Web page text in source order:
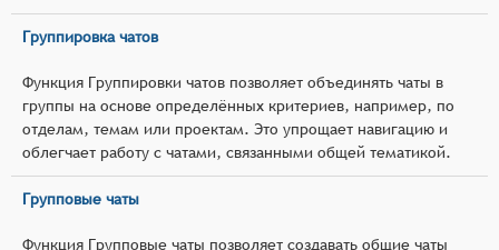
Группировка чатов
Функция Группировки чатов позволяет объединять чаты в
группы на основе определённых критериев, например, по
отделам, темам или проектам. Это упрощает навигацию и
облегчает работу с чатами, связанными общей тематикой.
Групповые чаты
Функция Групповые чаты позволяет создавать общие чаты